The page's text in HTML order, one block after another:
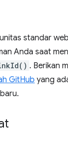
standar
Anda saat
. Berikan
GitHub yang